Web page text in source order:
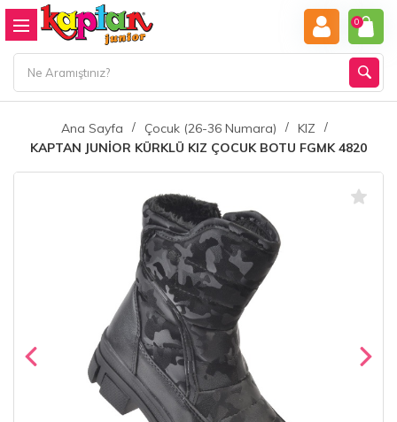
0
Ana Sayfa Çocuk (26-36 Numara)
KIZ
KAPTAN JUNİOR KÜRKLÜ KIZ ÇOCUK BOTU FGMK 4820